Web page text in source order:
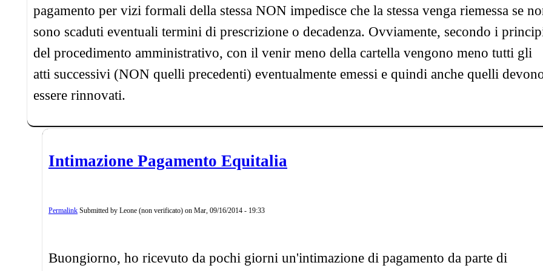
pagamento per vizi formali della stessa NON impedisce che la stessa venga riemessa se
sono scaduti eventuali termini di prescrizione o decadenza. Ovviamente, secondo i
del procedimento amministrativo, con il venir meno della cartella vengono meno tutti gli
atti successivi (NON quelli precedenti) eventualmente emessi e quindi anche quelli
essere rinnovati.
Intimazione Pagamento Equitalia
Permalink Submitted by Leone (non verificato) on Mar, 09/16/2014 - 19:33
Buongiorno, ho ricevuto da pochi giorni un'intimazione di pagamento da parte di